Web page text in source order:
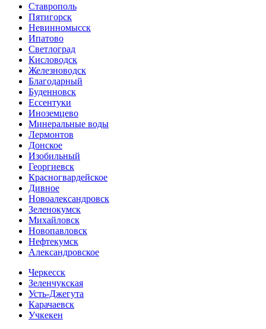
Ставрополь
Пятигорск
Невинномысск
Ипатово
Светлоград
Кисловодск
Железноводск
Благодарный
Буденновск
Ессентуки
Иноземцево
Минеральные воды
Лермонтов
Донское
Изобильный
Георгиевск
Красногвардейское
Дивное
Новоалександровск
Зеленокумск
Михайловск
Новопавловск
Нефтекумск
Александровское
Черкесск
Зеленчукская
Усть-Джегута
Карачаевск
Учкекен